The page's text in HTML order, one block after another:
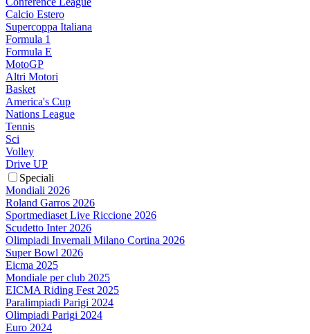
Calcio Estero
Supercoppa Italiana
Formula 1
Formula E
MotoGP
Altri Motori
Basket
America's Cup
Nations League
Tennis
Sci
Volley
Drive UP
Speciali
Mondiali 2026
Roland Garros 2026
Sportmediaset Live Riccione 2026
Scudetto Inter 2026
Olimpiadi Invernali Milano Cortina 2026
Super Bowl 2026
Eicma 2025
Mondiale per club 2025
EICMA Riding Fest 2025
Paralimpiadi Parigi 2024
Olimpiadi Parigi 2024
Euro 2024